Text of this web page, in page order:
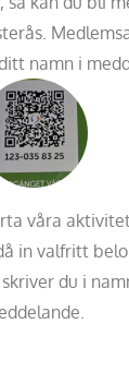
namn i
våra
in valfritt
du i